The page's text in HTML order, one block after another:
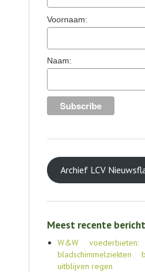
Voornaam:
Naam:
Archief LCV
Meest recente
W&W
uitblijven regen